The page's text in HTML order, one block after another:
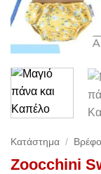
Κατάστημα /
Zoocchini